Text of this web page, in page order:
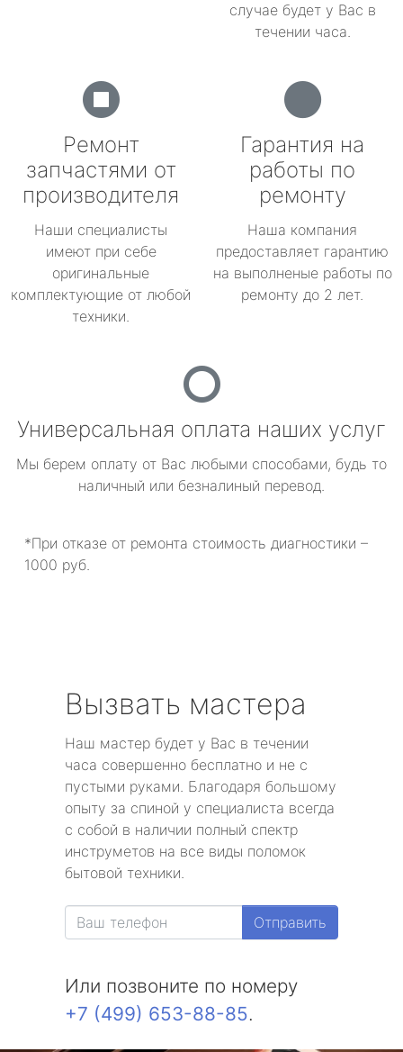
случае будет у Вас в
течении часа.
Ремонт
запчастями от
производителя
Наши специалисты
имеют при себе
оригинальные
комплектующие от любой
техники.
Гарантия на
работы по
ремонту
Наша компания
предоставляет гарантию
на выполненые работы по
ремонту до 2 лет.
Универсальная оплата наших услуг
Мы берем оплату от Вас любыми способами, будь то
наличный или безналиный перевод.
*При отказе от ремонта стоимость диагностики –
1000 руб.
Вызвать мастера
Наш мастер будет у Вас в течении
часа совершенно бесплатно и не с
пустыми руками. Благодаря большому
опыту за спиной у специалиста всегда
с собой в наличии полный спектр
инструметов на все виды поломок
бытовой техники.
Отправить
Или позвоните по номеру
+7 (499) 653-88-85.